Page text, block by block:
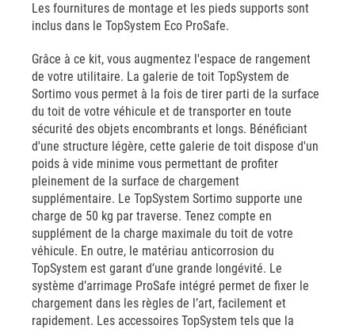
Les fournitures de montage et les pieds supports sont
inclus dans le TopSystem Eco ProSafe.
Grâce à ce kit, vous augmentez l'espace de rangement
de votre utilitaire. La galerie de toit TopSystem de
Sortimo vous permet à la fois de tirer parti de la surface
du toit de votre véhicule et de transporter en toute
sécurité des objets encombrants et longs. Bénéficiant
d'une structure légère, cette galerie de toit dispose d'un
poids à vide minime vous permettant de profiter
pleinement de la surface de chargement
supplémentaire. Le TopSystem Sortimo supporte une
charge de 50 kg par traverse. Tenez compte en
supplément de la charge maximale du toit de votre
véhicule. En outre, le matériau anticorrosion du
TopSystem est garant d’une grande longévité. Le
système d’arrimage ProSafe intégré permet de fixer le
chargement dans les règles de l’art, facilement et
rapidement. Les accessoires TopSystem tels que la